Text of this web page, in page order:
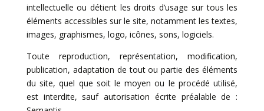
intellectuelle ou détient les droits d’usage sur tous les
éléments accessibles sur le site, notamment les textes,
images, graphismes, logo, icônes, sons, logiciels.
Toute reproduction, représentation, modification,
publication, adaptation de tout ou partie des éléments
du site, quel que soit le moyen ou le procédé utilisé,
est interdite, sauf autorisation écrite préalable de :